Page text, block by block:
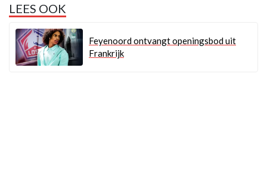
LEES OOK
Feyenoord ontvangt openingsbod uit
Frankrijk